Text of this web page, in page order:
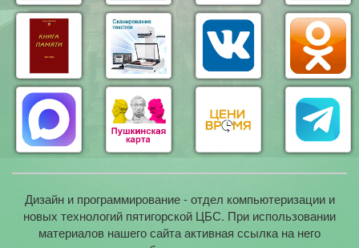
Дизайн и программирование - отдел компьютеризации и
новых технологий пятигорской ЦБС. При использовании
материалов нашего сайта активная ссылка на него